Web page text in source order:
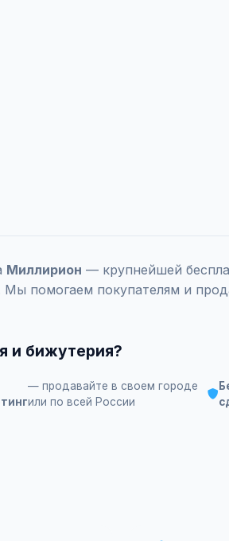
Миллирион — крупнейшей
помогаем покупателям и
и бижутерия?
— продавайте в своем городе
или по всей России